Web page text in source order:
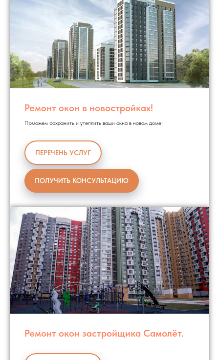
Ремонт окон в новостройках!
Поможем сохранить и утеплить ваши окна в новом доме!
ПЕРЕЧЕНЬ УСЛУГ
ПОЛУЧИТЬ КОНСУЛЬТАЦИЮ
Ремонт окон застройщика Самолёт.